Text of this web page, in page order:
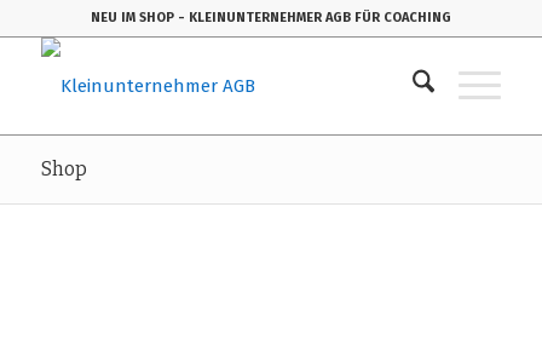
NEU IM SHOP - KLEINUNTERNEHMER AGB FÜR COACHING
Shop